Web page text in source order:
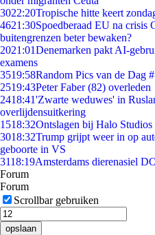
3022:20Tropische hitte keert
4621:30Spoedberaad EU na crisis
buitengrenzen beter bewaken?
2021:01Denemarken pakt AI-
examens
3519:58Random Pics van de Dag
2519:43Peter Faber (82) overleden
2418:41'Zwarte weduwes' in
overlijdensuitkering
1518:32Ontslagen bij Halo
3018:32Trump grijpt weer in op
geboorte in VS
3118:19Amsterdams dierenasiel
Forum
Forum
Scrollbar gebruiken
opslaan